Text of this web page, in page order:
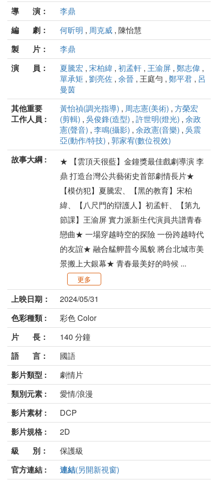
導 演：
李鼎
編 劇：
何昕明 , 周克威 , 陳怡慧
製 片：
李鼎
演 員：
夏騰宏 , 宋柏緯 , 初孟軒 , 王渝屏 , 鄭志偉 ,
單承矩 , 劉亮佐 , 余晉 , 王庭勻 , 鄭平君 , 呂
曼茵
其他重要
工作人員 :
黃怡禎(調光指導) , 周志憲(美術) , 方榮宏
(剪輯) , 吳俊鋒(造型) , 許世明(燈光) , 余政
憲(聲音) , 李鳴(攝影) , 余政憲(音樂) , 吳震
亞(動作/特技) , 郭家宥(數位視效)
故事大綱 :
★ 【雲頂天很藍】金鐘獎最佳戲劇導演 李
鼎 打造台灣公共藝術史首部劇情長片★
【模仿犯】夏騰宏、【黑的教育】宋柏
緯、【八尺門的辯護人】初孟軒、【第九
節課】王渝屏 實力派新生代演員共譜青春
戀曲★ 一場穿越時空的探險 一份跨越時代
的友誼★ 融合艋舺昔今風貌 將台北城市美
景搬上大銀幕★ 青春最美好的時候 ...
更多
上映日期：
2024/05/31
色彩種類 :
彩色 Color
片 長：
140 分鐘
語 言：
國語
影片類型 :
劇情片
類別元素 :
愛情/浪漫
影片素材 :
DCP
影片規格 :
2D
級 別：
保護級
官方連結 :
連結(另開新視窗)